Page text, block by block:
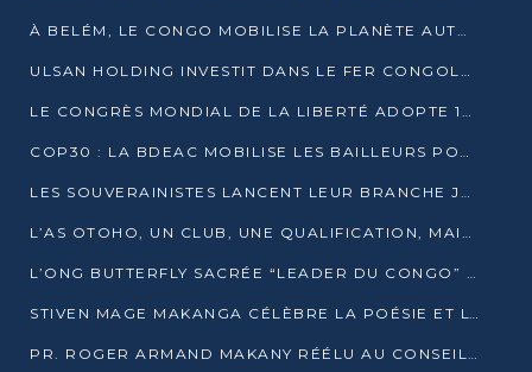
À BELÉM, LE CONGO MOBILISE LA PLANÈTE AUTOUR DU FONDS BLEU POUR LE BASSIN DU CONGO
ULSAN HOLDING INVESTIT DANS LE FER CONGOLAIS
LE CONGRÈS MONDIAL DE LA LIBERTÉ ADOPTE 14 RÉSOLUTIONS HISTORIQUES
COP30 : LA BDEAC MOBILISE LES BAILLEURS POUR LE FONDS BLEU DU BASSIN DU CONGO
LES SOUVERAINISTES LANCENT LEUR BRANCHE JEUNE À BRAZZAVILLE
L’AS OTOHO, UN CLUB, UNE QUALIFICATION, MAIS ENCORE DES DOUTES
L’ONG BUTTERFLY SACRÉE “LEADER DU CONGO” AU PRIX D’EXCELLENCE 2025
STIVEN MAGE MAKANGA CÉLÈBRE LA POÉSIE ET L’HUMAIN AVEC SON RECUEIL “HECTARE”
PR. ROGER ARMAND MAKANY RÉÉLU AU CONSEIL DE L’AUF